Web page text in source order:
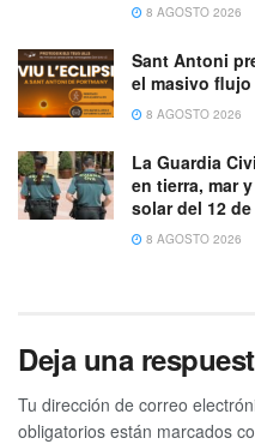
8 AGOSTO 2026
Sant Antoni
el masivo
8 AGOSTO 2026
La Guardia
en tierra, mar
solar del 12
8 AGOSTO 2026
Deja una
Tu dirección de correo
obligatorios están marcados